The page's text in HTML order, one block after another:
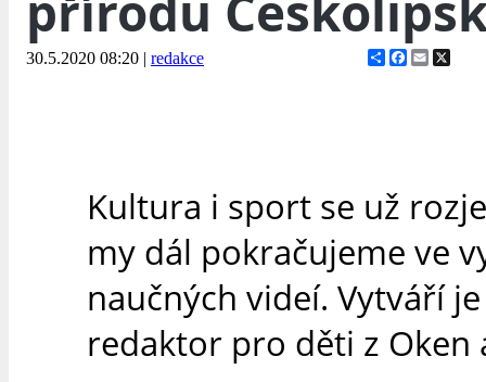
30.5.2020 08:20 | redakce ShareFacebook
Email
Kultura i sport se už
my dál pokračujeme ve
naučných videí. Vytváří
redaktor pro děti z Oken